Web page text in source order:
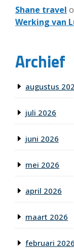
Shane travel
Werking van
Archief
augustus
juli 2026
juni 2026
mei 2026
april 2026
maart 2026
februari 2026